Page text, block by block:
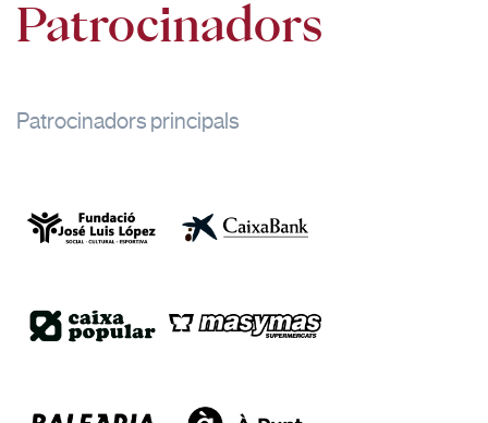
Patrocinadors
Patrocinadors principals